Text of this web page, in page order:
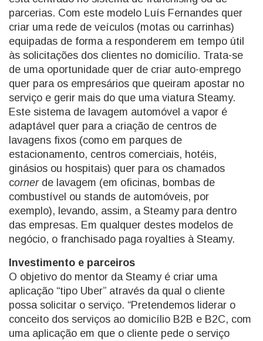
parcerias. Com este modelo Luís Fernandes quer
criar uma rede de veículos (motas ou carrinhas)
equipadas de forma a responderem em tempo útil
às solicitações dos clientes no domicílio. Trata-se
de uma oportunidade quer de criar auto-emprego
quer para os empresários que queiram apostar no
serviço e gerir mais do que uma viatura Steamy.
Este sistema de lavagem automóvel a vapor é
adaptável quer para a criação de centros de
lavagens fixos (como em parques de
estacionamento, centros comerciais, hotéis,
ginásios ou hospitais) quer para os chamados
cornerde lavagem (em oficinas, bombas de
combustível ou stands de automóveis, por
exemplo), levando, assim, a Steamy para dentro
das empresas. Em qualquer destes modelos de
negócio, o franchisado paga royalties à Steamy.
Investimento e parceiros
O objetivo do mentor da Steamy é criar uma
aplicação “tipo Uber” através da qual o cliente
possa solicitar o serviço. “Pretendemos liderar o
conceito dos serviços ao domicílio B2B e B2C, com
uma aplicação em que o cliente pede o serviço